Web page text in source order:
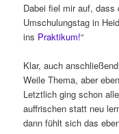
Dabei fiel mir auf,
Umschulungstag in
ins Praktikum!“
Klar, auch
Weile Thema, aber
Letztlich ging schon
auffrischen statt neu
dann fühlt sich das